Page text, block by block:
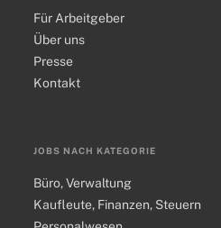
JOBS NACH KATEGORIE
Büro, Verwaltung
Kaufleute, Finanzen, Steuern
Für Arbeitgeber
Über uns
Presse
Kontakt